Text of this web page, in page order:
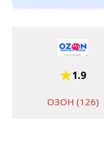
1.9
ОЗОН (126)